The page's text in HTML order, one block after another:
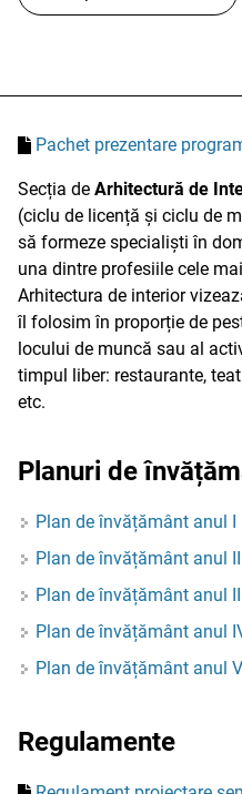
Pachet prezentare
Secția de Arhitectură de
(ciclu de licență și ciclu de
să formeze specialiști în
una dintre profesiile cele
Arhitectura de interior
îl folosim în proporție de
locului de muncă sau al
timpul liber: restaurante,
etc.
Planuri de
Plan de învățământ anul I
Plan de învățământ anul II
Plan de învățământ anul
Plan de învățământ anul
Plan de învățământ anul V
Regulamente